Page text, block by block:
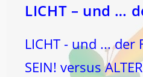
LICHT – und …
LICHT - und ... der
SEIN! versus